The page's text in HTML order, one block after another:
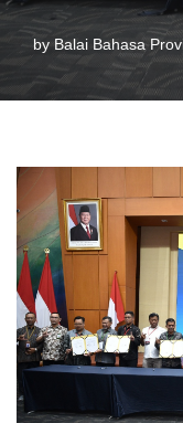
by Balai Bahasa